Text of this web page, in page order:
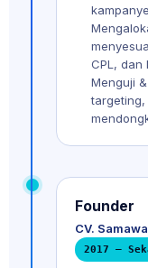
CPL, dan
Menguji
Founder
CV.
2017 —